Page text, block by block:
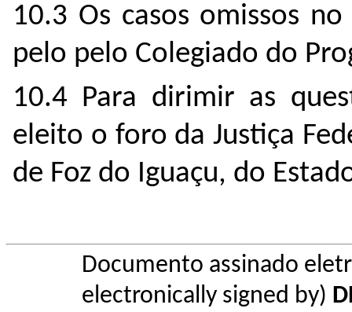
10.3 Os casos omissos
pelo pelo Colegiado do
10.4 Para dirimir as
eleito o foro da Justiça
de Foz do Iguaçu, do
Documento assinado
electronically signed by)